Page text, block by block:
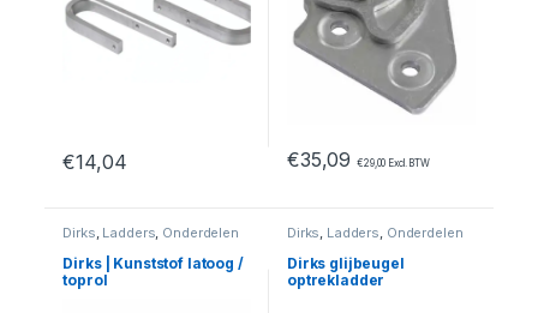
€14,04 €35,09 €29,00 Excl. BTW
Dirks, Ladders, Onderdelen
Dirks | Kunststof latoog /
toprol
Dirks, Ladders, Onderdelen
Dirks glijbeugel
optrekladder